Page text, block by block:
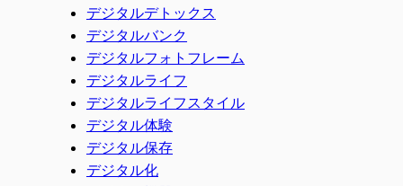
デジタルデトックス
デジタルバンク
デジタルフォトフレーム
デジタルライフ
デジタルライフスタイル
デジタル体験
デジタル保存
デジタル化